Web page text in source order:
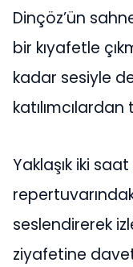
Dinçöz’ün
bir kıyafetle
kadar sesiyle
Yaklaşık iki
seslendirerek
ziyafetine